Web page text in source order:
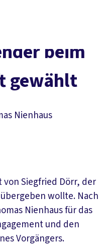
Politik in NRW
Service
Mitmachen
beim
gewählt
Nienhaus
Siegfried Dörr, der
wollte. Nach
Nienhaus für das
und den
Vorgängers.